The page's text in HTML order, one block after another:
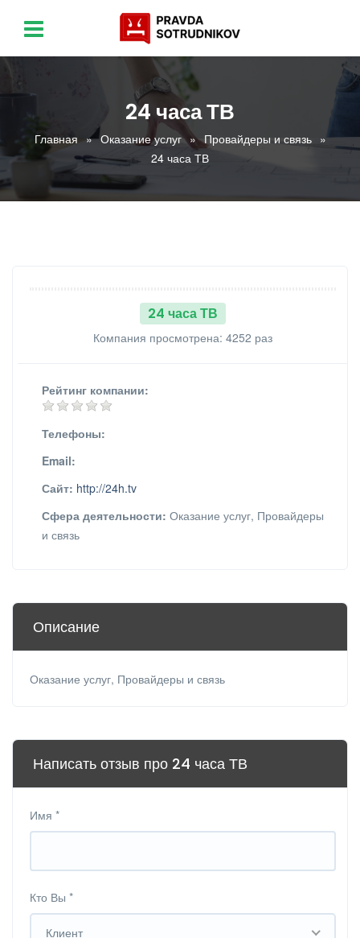
24 часа ТВ
Главная Оказание услуг
Провайдеры и связь
24 часа ТВ
24 часа ТВ
Компания просмотрена: 4252 раз
Рейтинг компании:
Телефоны:
Email:
Сайт: http://24h.tv
Сфера деятельности: Оказание услуг, Провайдеры
и связь
Описание
Оказание услуг, Провайдеры и связь
Написать отзыв про 24 часа ТВ
Имя *
Кто Вы *
Клиент